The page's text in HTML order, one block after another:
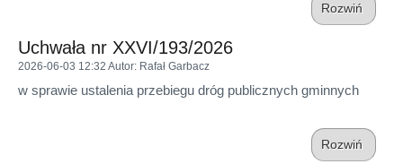
Rozwiń
Uchwała nr XXVI/193/2026
2026-06-03 12:32 Autor: Rafał Garbacz
w sprawie ustalenia przebiegu dróg publicznych gminnych
Rozwiń